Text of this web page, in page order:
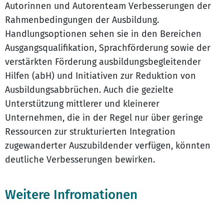
Autorinnen und Autorenteam Verbesserungen der
Rahmenbedingungen der Ausbildung.
Handlungsoptionen sehen sie in den Bereichen
Ausgangsqualifikation, Sprachförderung sowie der
verstärkten Förderung ausbildungsbegleitender
Hilfen (abH) und Initiativen zur Reduktion von
Ausbildungsabbrüchen. Auch die gezielte
Unterstützung mittlerer und kleinerer
Unternehmen, die in der Regel nur über geringe
Ressourcen zur strukturierten Integration
zugewanderter Auszubildender verfügen, könnten
deutliche Verbesserungen bewirken.
Weitere Infromationen